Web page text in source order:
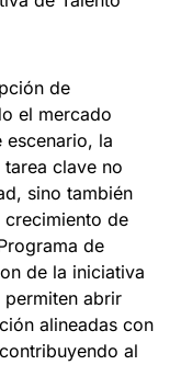
de
el mercado
escenario, la
clave no
sino también
de
de
de la iniciativa
permiten abrir
alineadas con
al